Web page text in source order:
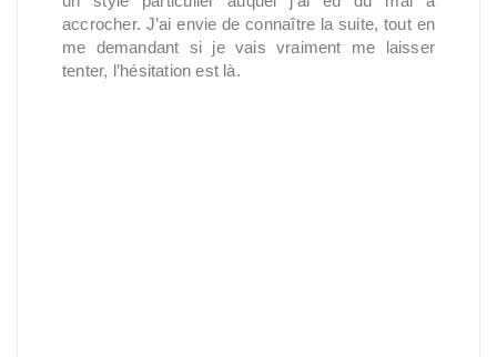
accrocher. J’ai envie de connaître la suite, tout en
me demandant si je vais vraiment me laisser
tenter, l’hésitation est là.